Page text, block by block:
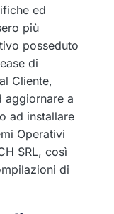
ed
più
posseduto
di
Cliente,
aggiornare a
ad installare
Operativi
SRL, così
di